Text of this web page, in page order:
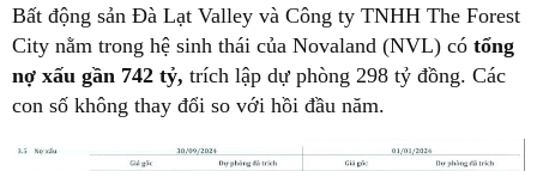
Bất động sản Đà Lạt Valley và Công ty TNHH The Forest
City nằm trong hệ sinh thái của Novaland (NVL) có tổng
nợ xấu gần 742 tỷ, trích lập dự phòng 298 tỷ đồng. Các
con số không thay đổi so với hồi đầu năm.